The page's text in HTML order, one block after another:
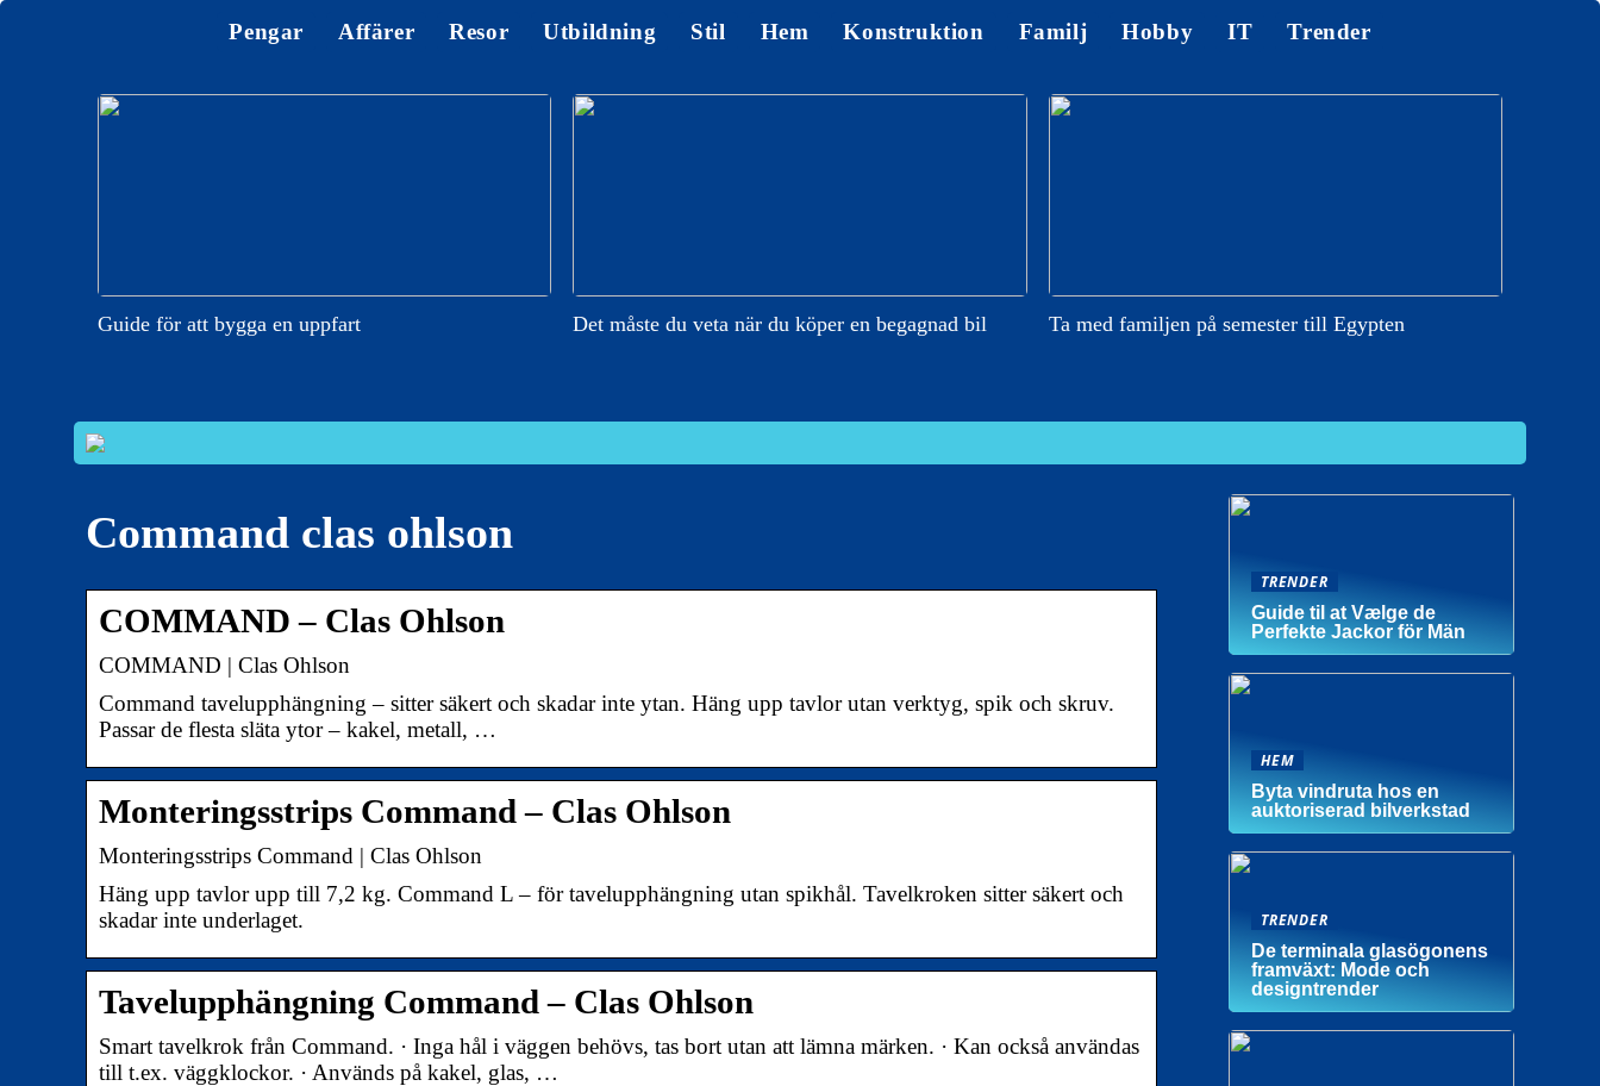
Pengar Affärer Resor Utbildning Stil Hem Konstruktion Familj Hobby IT Trender
Guide för att bygga en uppfart Det måste du veta när du köper en begagnad bil Ta med familjen på semester till Egypten
Command clas ohlson
COMMAND – Clas Ohlson
COMMAND | Clas Ohlson
Command tavelupphängning – sitter säkert och skadar inte ytan. Häng upp tavlor utan verktyg, spik och skruv.
Passar de flesta släta ytor – kakel, metall, …
Monteringsstrips Command – Clas Ohlson
Monteringsstrips Command | Clas Ohlson
Häng upp tavlor upp till 7,2 kg. Command L – för tavelupphängning utan spikhål. Tavelkroken sitter säkert och
skadar inte underlaget.
Tavelupphängning Command – Clas Ohlson
Smart tavelkrok från Command. · Inga hål i väggen behövs, tas bort utan att lämna märken. · Kan också användas
till t.ex. väggklockor. · Används på kakel, glas, …
TRENDER
Guide til at Vælge de
Perfekte Jackor för Män
HEM
Byta vindruta hos en
auktoriserad bilverkstad
TRENDER
De terminala glasögonens
framväxt: Mode och
designtrender